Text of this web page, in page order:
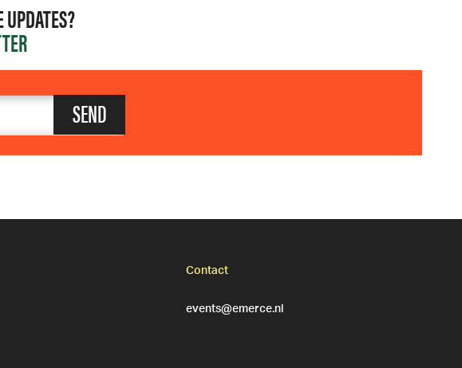
UPDATES?
SEND
Contact
events@emerce.nl